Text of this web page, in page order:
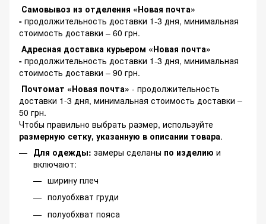
Самовывоз из отделения «Новая почта»
- продолжительность доставки 1-3 дня, минимальная
стоимость доставки – 60 грн.
Адресная доставка курьером «Новая почта»
- продолжительность доставки 1-3 дня, минимальная
стоимость доставки – 90 грн.
Почтомат «Новая почта» - продолжительность
доставки 1-3 дня, минимальная стоимость доставки –
50 грн.
Чтобы правильно выбрать размер, используйте
размерную сетку, указанную в описании товара.
Для одежды: замеры сделаны по изделию и
включают:
ширину плеч
полуобхват груди
полуобхват пояса